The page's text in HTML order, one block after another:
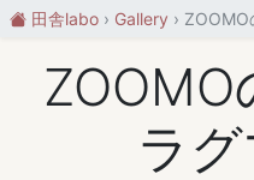
田舎labo Gallery ZOOMO
ZOOMO
ラ